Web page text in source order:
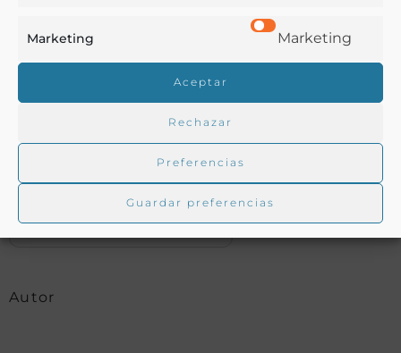
Marketing Marketing
Aceptar
Rechazar
Preferencias
Guardar preferencias
Buscar en la biblioteca
Buscar
Autor